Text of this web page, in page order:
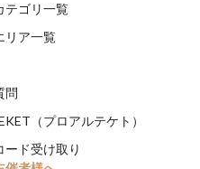
テゴリ一覧
リア一覧
問
（プロアルテケト）
ード受け取り